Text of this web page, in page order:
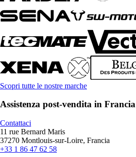
Scopri tutte le nostre marche
Assistenza post-vendita in Francia
Contattaci
11 rue Bernard Maris
37270 Montlouis-sur-Loire, Francia
+33 1 86 47 62 58